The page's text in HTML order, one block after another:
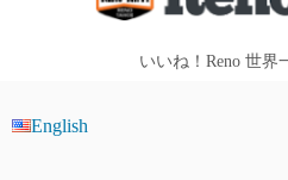
いいね！Reno 世界
English